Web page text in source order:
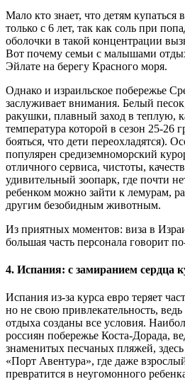
Мало кто знает, что детям
только с 6 лет, так как соль при
оболочки в такой концентрации
Вот почему семьи с малышами
Эйлате на берегу Красного моря.
Однако и израильское побережье
заслуживает внимания. Белый
ракушки, плавный заход в теплую,
температура которой в сезон 25-26
бояться, что дети переохладятся).
популярен средиземноморский
отличного сервиса, чистоты,
удивительный зоопарк, где почти
ребенком можно зайти к лемурам,
другим безобидным животным.
Из приятных моментов: виза в
большая часть персонала говорит
4. Испания: с замиранием сердца
Испания из-за курса евро теряет
но не свою привлекательность, ведь
отдыха созданы все условия.
россиян побережье Коста-Дорада,
знаменитых песчаных пляжей, здесь
«Порт Авентура», где даже
превратится в неугомонного